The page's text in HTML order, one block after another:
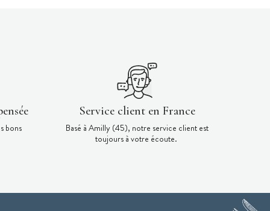
bons
Service client en France
Basé à Amilly (45), notre service client est
toujours à votre écoute.